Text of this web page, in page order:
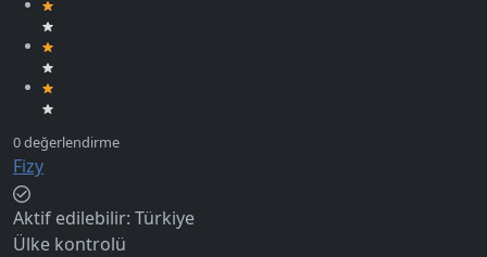
Fizy
Aktif edilebilir: Türkiye
Ülke kontrolü